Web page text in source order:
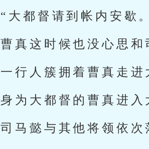
“大都督请到帐内安歇
曹真这时候也没心思和
一行人簇拥着曹真走进
身为大都督的曹真进入
司马懿与其他将领依次